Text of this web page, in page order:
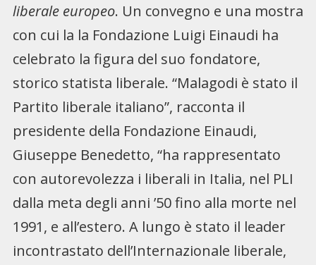
liberale europeo. Un convegno e una mostra
con cui la la Fondazione Luigi Einaudi ha
celebrato la figura del suo fondatore,
storico statista liberale. “Malagodi è stato il
Partito liberale italiano”, racconta il
presidente della Fondazione Einaudi,
Giuseppe Benedetto, “ha rappresentato
con autorevolezza i liberali in Italia, nel PLI
dalla meta degli anni ’50 fino alla morte nel
1991, e all’estero. A lungo è stato il leader
incontrastato dell’Internazionale liberale,